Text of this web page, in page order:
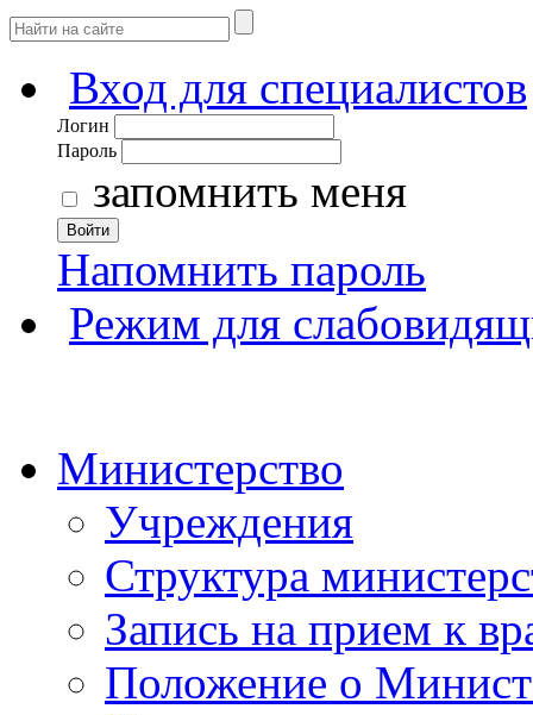
Вход для специалистов
Логин
Пароль
запомнить меня
Войти
Напомнить пароль
Режим для
Министерство
Учреждения
Структура
Запись на прием к
Положение о